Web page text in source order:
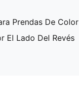
Prendas De Color
El Lado Del Revés